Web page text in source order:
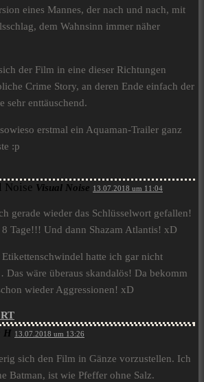
eines Mannes, der nach und nach, mit
dem Wahnsinn immer näher
der Film in eine dieser Richtungen
Crime Story, an deren Ende einfach der
sehr enttäuschend.
erstmal ein Aquaman-Trailer ganz
:p
Visual Noise 13.07.2018 um 11:04
gerade wieder das Schlüsselwort gefallen!
Tage!!! Und dann Shazam Atlantis! xD
hatte ich gar nicht
Das wäre überaus skandalös! Da bekomm
wieder Aggressionen! xD
H 13.07.2018 um 13:26
sich den Film in Gänze vorzustellen. Ich
Batman, ist wie Pfeffer ohne Salz.